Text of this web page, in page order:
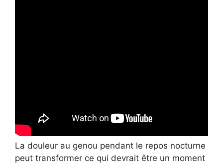
La douleur au genou pendant le repos nocturne
peut transformer ce qui devrait être un moment